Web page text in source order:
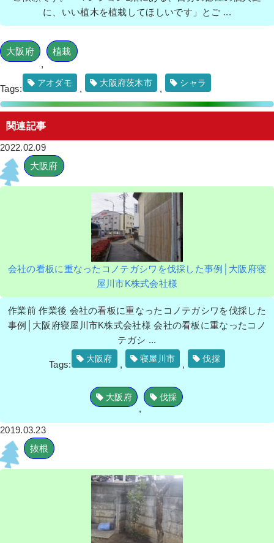
に、いい植木を植栽してほしいです」とご ...
大阪府
,
植栽
Tags:
アオダモ
,
大阪府茨木市
,
シャラ
関連記事
2022.02.09
大阪府
会社の看板に重なったコノテガシワを伐採した事例│大阪府寝
屋川市K株式会社様
作業前 作業後 会社の看板に重なったコノテガシワを伐採した
事例│大阪府寝屋川市K株式会社様 会社の看板に重なったコノ
テガシ ...
Tags:
大阪府
,
寝屋川市
,
伐採
大阪府
,
伐採
2019.03.23
抜根